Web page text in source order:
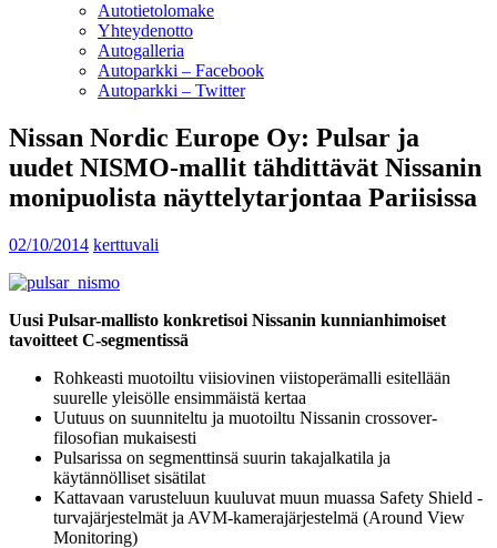
Autotietolomake
Yhteydenotto
Autogalleria
Autoparkki – Facebook
Autoparkki – Twitter
Nissan Nordic Europe Oy: Pulsar ja
uudet NISMO-mallit tähdittävät Nissanin
monipuolista näyttelytarjontaa Pariisissa
02/10/2014 kerttuvali
Uusi Pulsar-mallisto konkretisoi Nissanin kunnianhimoiset
tavoitteet C-segmentissä
Rohkeasti muotoiltu viisiovinen viistoperämalli esitellään
suurelle yleisölle ensimmäistä kertaa
Uutuus on suunniteltu ja muotoiltu Nissanin crossover-
filosofian mukaisesti
Pulsarissa on segmenttinsä suurin takajalkatila ja
käytännölliset sisätilat
Kattavaan varusteluun kuuluvat muun muassa Safety Shield -
turvajärjestelmät ja AVM-kamerajärjestelmä (Around View
Monitoring)